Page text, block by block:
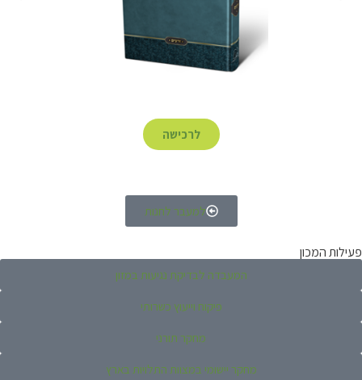
לרכישה
למעבר לחנות
פעילות המכון
המעבדה לבדיקת נגיעות במזון
פיקוח וייעוץ כשרותי
מחקר תורני
מחקר יישומי במצוות התלויות בארץ